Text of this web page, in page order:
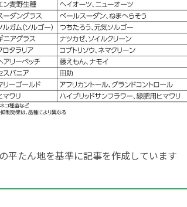
平たん地を基準に記事を作成しています